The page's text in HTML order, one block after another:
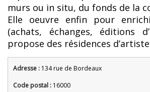
murs ou in situ, du fonds de la
Elle oeuvre enfin pour
(achats, échanges, éditions
propose des résidences
Adresse : 134 rue de Bordeaux
Code postal : 16000